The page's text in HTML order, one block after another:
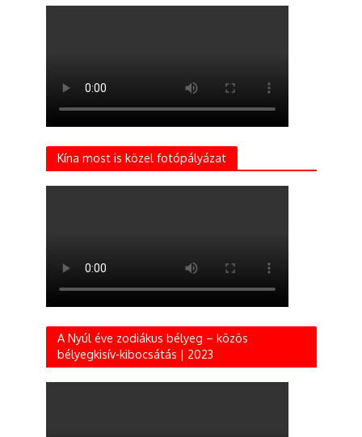
Kína most is közel fotópályázat
A Nyúl éve zodiákus bélyeg – közös
bélyegkisív-kibocsátás | 2023